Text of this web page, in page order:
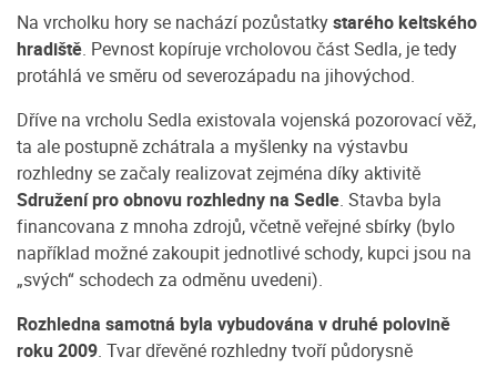
Na vrcholku hory se nachází pozůstatkystarého keltského
hradiště. Pevnost kopíruje vrcholovou část Sedla, je tedy
protáhlá ve směru od severozápadu na jihovýchod.
Dříve na vrcholu Sedla existovala vojenská pozorovací věž,
ta ale postupně zchátrala a myšlenky na výstavbu
rozhledny se začaly realizovat zejména díky aktivitě
Sdružení pro obnovu rozhledny na Sedle. Stavba byla
financovana z mnoha zdrojů, včetně veřejné sbírky (bylo
například možné zakoupit jednotlivé schody, kupci jsou na
„svých“ schodech za odměnu uvedeni).
Rozhledna samotná byla vybudována v druhé polovině
roku 2009. Tvar dřevěné rozhledny tvoří půdorysně